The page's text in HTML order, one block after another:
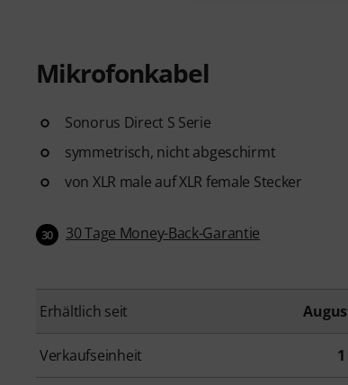
Mikrofonkabel
Sonorus Direct S Serie
symmetrisch, nicht abgeschirmt
von XLR male auf XLR female Stecker
30 30 Tage Money-Back-Garantie
Erhältlich seit
Verkaufseinheit